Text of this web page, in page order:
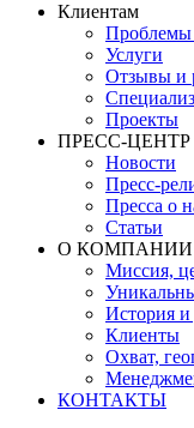
Клиентам
Проблемы
Услуги
Отзывы и
Проекты
ПРЕСС-ЦЕНТР
Новости
Пресс-
Пресса о
Статьи
О КОМПАНИИ
Миссия,
История
Клиенты
Охват,
КОНТАКТЫ